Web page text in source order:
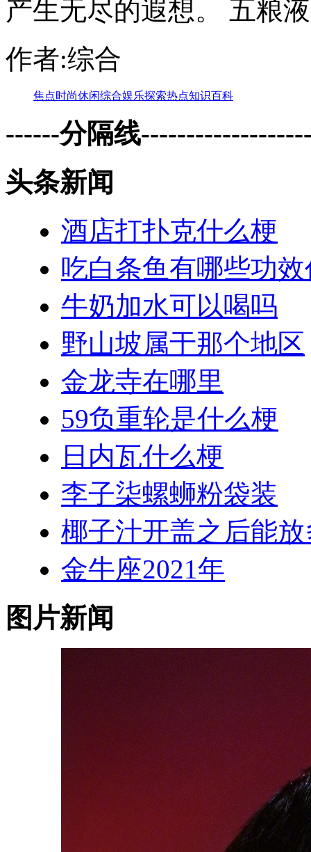
产生无尽的遐想。 五粮
作者:综合
焦点时尚休闲综合娱乐探索热点知识百科
------分隔线
头条新闻
酒店打扑克什么梗
吃白条鱼有哪些功
牛奶加水可以喝吗
野山坡属于那个地区
金龙寺在哪里
59负重轮是什么梗
日内瓦什么梗
李子柒螺蛳粉袋装
椰子汁开盖之后能
金牛座2021年
图片新闻